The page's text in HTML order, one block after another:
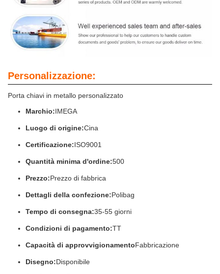
Personalizzazione:
Porta chiavi in metallo personalizzato
Marchio:IMEGA
Luogo di origine:Cina
Certificazione:ISO9001
Quantità minima d'ordine:500
Prezzo:Prezzo di fabbrica
Dettagli della confezione:Polibag
Tempo di consegna:35-55 giorni
Condizioni di pagamento:TT
Capacità di approvvigionamentoFabbricazione
Disegno:Disponibile